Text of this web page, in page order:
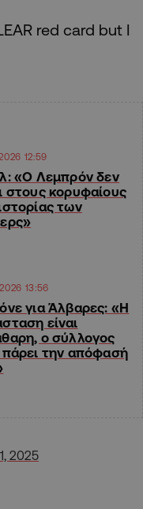
red card but I
12:59
«Ο Λεμπρόν δεν
στους κορυφαίους
των
13:56
για Άλβαρες: «Η
είναι
ο σύλλογος
πάρει την απόφασή
2025